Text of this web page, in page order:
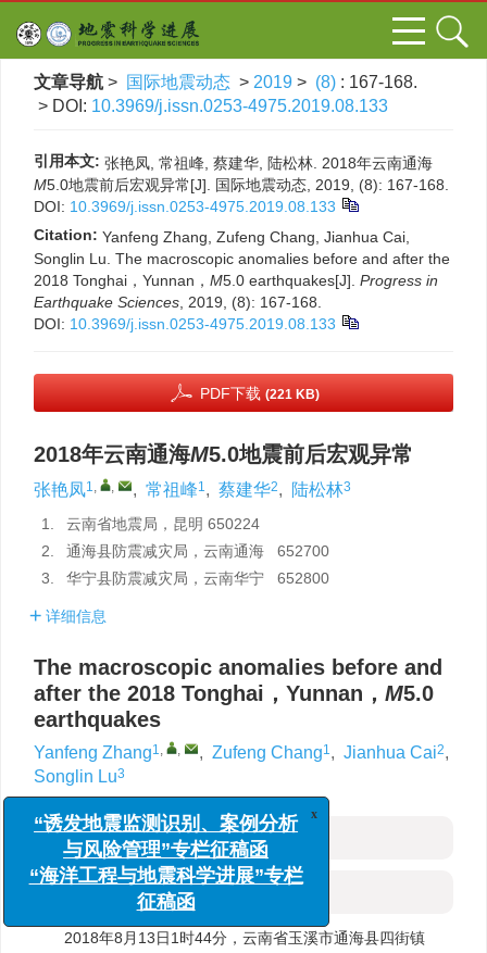
文章导航 > 国际地震动态 > 2019 > (8) : 167-168.
> DOI: 10.3969/j.issn.0253-4975.2019.08.133
引用本文: 张艳凤, 常祖峰, 蔡建华, 陆松林. 2018年云南通海
M5.0地震前后宏观异常[J]. 国际地震动态, 2019, (8): 167-168.
DOI: 10.3969/j.issn.0253-4975.2019.08.133
Citation: Yanfeng Zhang, Zufeng Chang, Jianhua Cai,
Songlin Lu. The macroscopic anomalies before and after the
2018 Tonghai，Yunnan， M5.0 earthquakes[J]. Progress in
Earthquake Sciences , 2019, (8): 167-168.
DOI: 10.3969/j.issn.0253-4975.2019.08.133
PDF下载 (221 KB)
2018年云南通海M5.0地震前后宏观异常
张艳凤1, , , 常祖峰1, 蔡建华2, 陆松林3
1.
云南省地震局，昆明 650224
2.
通海县防震减灾局，云南通海 652700
3.
华宁县防震减灾局，云南华宁 652800
详细信息
The macroscopic anomalies before and
after the 2018 Tonghai，Yunnan， M5.0
earthquakes
Yanfeng Zhang1, , , Zufeng Chang1, Jianhua Cai2,
Songlin Lu3
摘要
2018年8月13日1时44分，云南省玉溪市通海县四街镇
“诱发地震监测识别、案例分析
与风险管理”专栏征稿函
“海洋工程与地震科学进展”专栏
征稿函